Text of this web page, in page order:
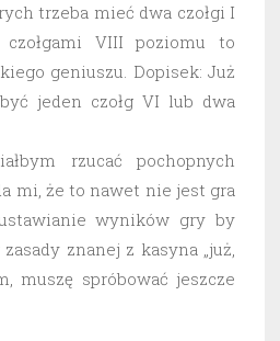
trzeba mieć dwa czołgi I
VIII poziomu to
geniuszu. Dopisek: Już
jeden czołg VI lub dwa
rzucać pochopnych
mi, że to nawet nie jest gra
wyników gry by
znanej z kasyna „już,
muszę spróbować jeszcze